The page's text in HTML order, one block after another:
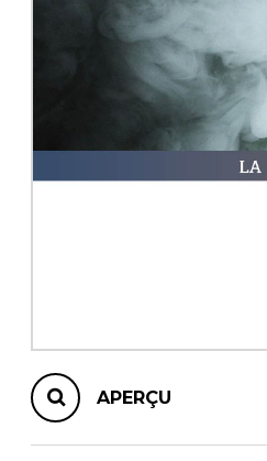
AUTRES PRODUITS
APERÇU